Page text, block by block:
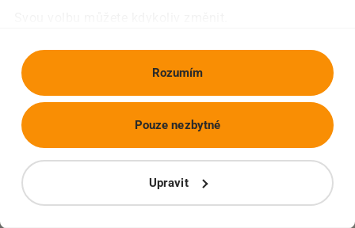
Rozumím
Upravit
Pouze nezbytné